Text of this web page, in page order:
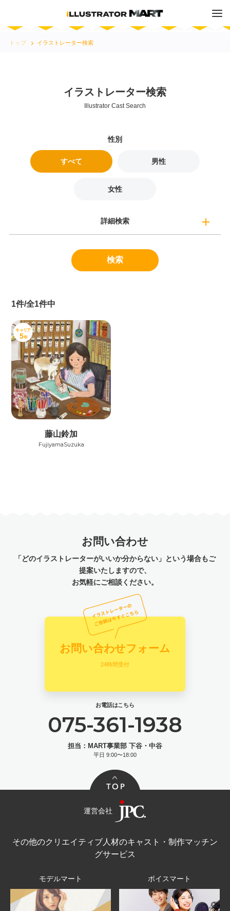
トップ イラストレーター検索
イラストレーター検索
Illustrator Cast Search
すべて 男性
女性
詳細検索
1件/全1件中
キャリア
5年
藤山鈴加
FujiyamaSuzuka
お問い合わせ
「どのイラストレーターがいいか分からない」という場合もご
提案いたしますので、
お気軽にご相談ください。
お問い合わせフォーム
24時間受付
お電話はこちら
075-361-1938
担当：MART事業部 下谷・中谷
平日 9:00〜18:00
運営会社
その他のクリエイティブ人材のキャスト・制作マッチン
グサービス
モデルマート ボイスマート